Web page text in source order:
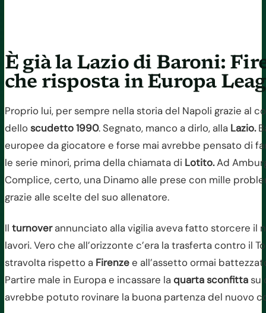
È già la Lazio di Baroni:
che risposta in Europa
Proprio lui, per sempre nella storia del Napoli grazie al
dello scudetto 1990. Segnato, manco a dirlo, alla Lazio.
europee da giocatore e forse mai avrebbe pensato di
le serie minori, prima della chiamata di Lotito.Ad
Complice, certo, una Dinamo alle prese con mille
grazie alle scelte del suo allenatore.
Il turnoverannunciato alla vigilia aveva fatto storcere il
lavori. Vero che all’orizzonte c’era la trasferta contro il
stravolta rispetto a Firenzee all’assetto ormai
Partire male in Europa e incassare laquarta sconfittasu
avrebbe potuto rovinare la buona partenza del nuovo